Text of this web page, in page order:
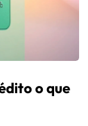
o que